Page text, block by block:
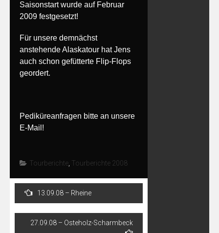
Saisonstart wurde auf Februar
2009 festgesetzt!
Für unsere demnächst
anstehende Alaskatour hat Jens
auch schon gefütterte Flip-Flops
geordert.
Pediküreanfragen bitte an unsere
E-Mail!
Tourberichte Tourberichte 2008
Post
navigation
13.09.08 – Rheine
27.09.08 – Osteholz-Scharmbeck